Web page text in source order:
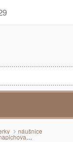
náušnice
červené veľké